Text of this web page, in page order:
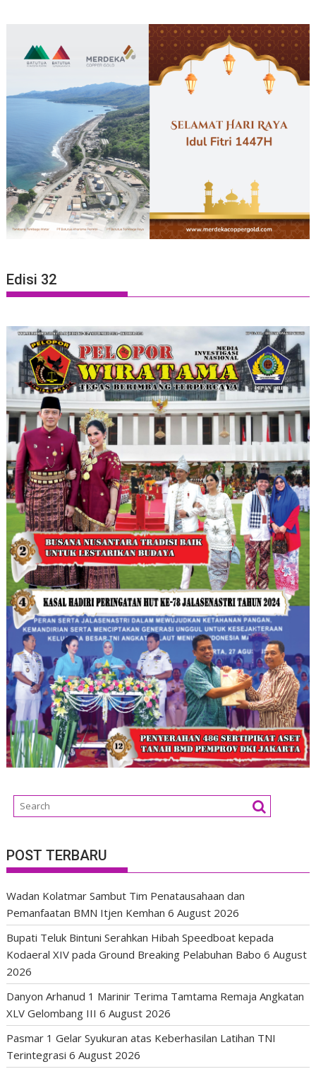
Edisi 32
POST TERBARU
Wadan Kolatmar Sambut Tim Penatausahaan dan
Pemanfaatan BMN Itjen Kemhan 6 August 2026
Bupati Teluk Bintuni Serahkan Hibah Speedboat kepada
Kodaeral XIV pada Ground Breaking Pelabuhan Babo 6 August
2026
Danyon Arhanud 1 Marinir Terima Tamtama Remaja Angkatan
XLV Gelombang III 6 August 2026
Pasmar 1 Gelar Syukuran atas Keberhasilan Latihan TNI
Terintegrasi 6 August 2026